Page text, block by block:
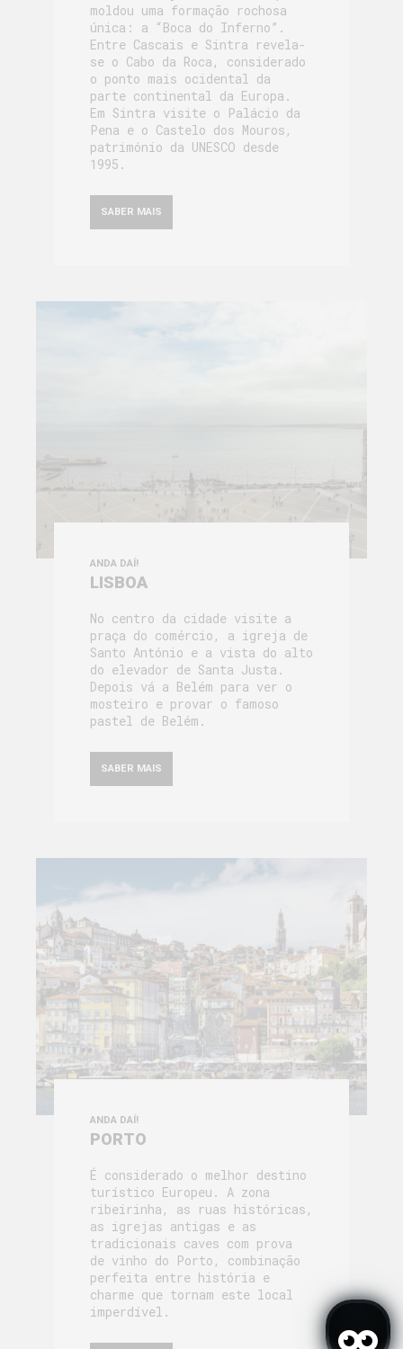
moldou uma formação rochosa
única: a “Boca do Inferno”.
Entre Cascais e Sintra revela-
se o Cabo da Roca, considerado
o ponto mais ocidental da
parte continental da Europa.
Em Sintra visite o Palácio da
Pena e o Castelo dos Mouros,
património da UNESCO desde
1995.
SABER MAIS
ANDA DAÍ!
LISBOA
No centro da cidade visite a
praça do comércio, a igreja de
Santo António e a vista do alto
do elevador de Santa Justa.
Depois vá a Belém para ver o
mosteiro e provar o famoso
pastel de Belém.
SABER MAIS
ANDA DAÍ!
PORTO
É considerado o melhor destino
turístico Europeu. A zona
ribeirinha, as ruas históricas,
as igrejas antigas e as
tradicionais caves com prova
de vinho do Porto, combinação
perfeita entre história e
charme que tornam este local
imperdível.